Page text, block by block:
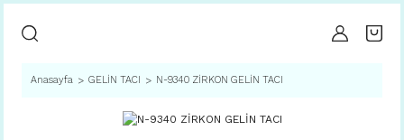
Anasayfa GELİN TACI N-9340 ZİRKON GELİN TACI